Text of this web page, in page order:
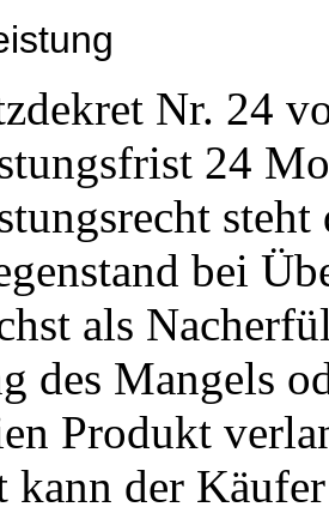
Nr. 24
24
bei
als
des Mangels
Produkt
kann der